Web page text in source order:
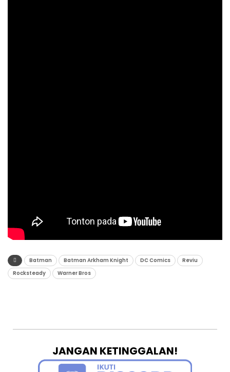
Batman Batman Arkham Knight DC Comics
Reviu
Rocksteady
Warner Bros
JANGAN KETINGGALAN!